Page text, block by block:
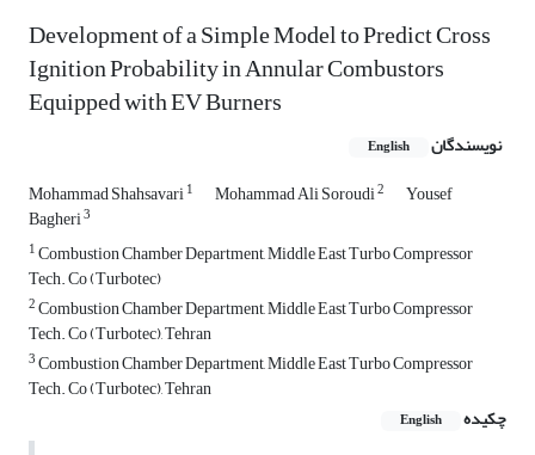
Development of a Simple Model to Predict Cross
Ignition Probability in Annular Combustors
Equipped with EV Burners
نویسندگان English
Mohammad Shahsavari1 Mohammad Ali Soroudi2 Yousef
Bagheri3
1Combustion Chamber Department, Middle East Turbo Compressor
Tech. Co (Turbotec)
2Combustion Chamber Department, Middle East Turbo Compressor
Tech. Co (Turbotec), Tehran
3Combustion Chamber Department, Middle East Turbo Compressor
Tech. Co (Turbotec), Tehran
چکیده
English